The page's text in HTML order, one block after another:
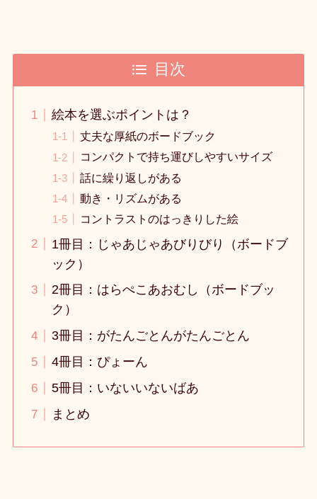
目次
絵本を選ぶポイントは？
丈夫な厚紙のボードブック
コンパクトで持ち運びしやすいサイズ
話に繰り返しがある
動き・リズムがある
コントラストのはっきりした絵
1冊目：じゃあじゃあびりびり（ボードブ
ック）
2冊目：はらぺこあおむし（ボードブッ
ク）
3冊目：がたんごとんがたんごとん
4冊目：ぴょーん
5冊目：いないいないばあ
まとめ